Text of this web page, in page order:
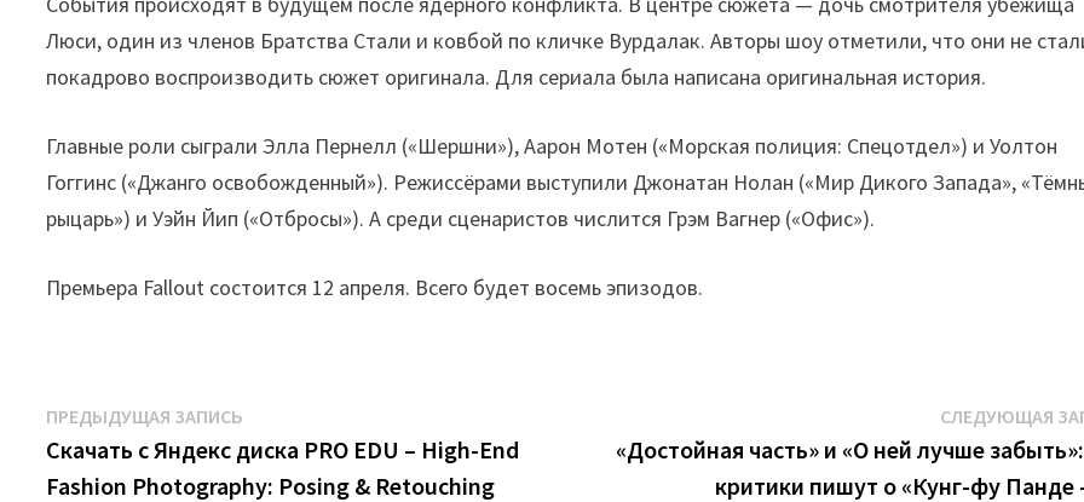
Люси, один из членов Братства Стали и ковбой по кличке Вурдалак. Авторы шоу отметили, что они не
покадрово воспроизводить сюжет оригинала. Для сериала была написана оригинальная история.
Главные роли сыграли Элла Пернелл («Шершни»), Аарон Мотен («Морская полиция: Спецотдел») и Уолтон
Гоггинс («Джанго освобожденный»). Режиссёрами выступили Джонатан Нолан («Мир Дикого Запада»,
рыцарь») и Уэйн Йип («Отбросы»). А среди сценаристов числится Грэм Вагнер («Офис»).
Премьера Fallout состоится 12 апреля. Всего будет восемь эпизодов.
Навигация
по
ПРЕДЫДУЩАЯ ЗАПИСЬ
запись:
Скачать с Яндекс диска PRO EDU – High-End
Fashion Photography: Posing & Retouching
СЛЕДУЮЩАЯ
«Достойная часть» и «О ней лучше
критики пишут о «Кунг-фу Панде